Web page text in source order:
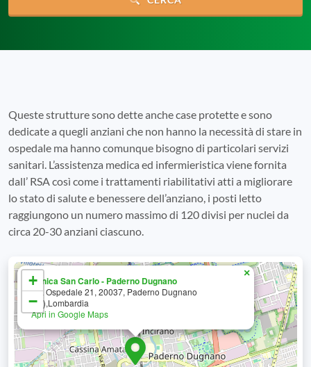
Queste strutture sono dette anche case protette e sono
dedicate a quegli anziani che non hanno la necessità di stare in
ospedale ma hanno comunque bisogno di particolari servizi
sanitari. L’assistenza medica ed infermieristica viene fornita
dall’ RSA così come i trattamenti riabilitativi atti a migliorare
lo stato di salute e benessere dell’anziano, i posti letto
raggiungono un numero massimo di 120 divisi per nuclei da
circa 20-30 anziani ciascuno.
Clinica San Carlo - Paderno Dugnano
Via Ospedale 21, 20037, Paderno Dugnano
(MI),Lombardia
Apri in Google Maps
×
+
−